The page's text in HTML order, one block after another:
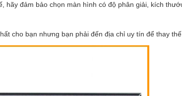
hãy đảm bảo chọn màn hình có độ phân giải, kích
cho bạn nhưng bạn phải đến địa chỉ uy tín để thay thế